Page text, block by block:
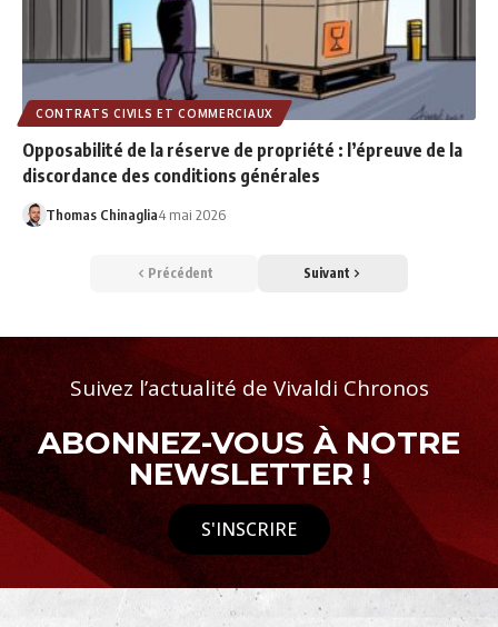
CONTRATS CIVILS ET COMMERCIAUX
Opposabilité de la réserve de propriété : l’épreuve de la
discordance des conditions générales
Thomas Chinaglia4 mai 2026
Précédent Suivant
Suivez l’actualité de Vivaldi Chronos
ABONNEZ-VOUS À NOTRE
NEWSLETTER !
S'INSCRIRE